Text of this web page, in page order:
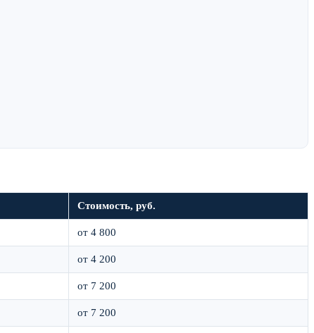
Стоимость, руб.
от 4 800
от 4 200
от 7 200
от 7 200